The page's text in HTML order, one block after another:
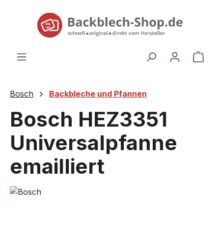
springen
Bosch Backbleche und Pfannen
Bosch HEZ3351
Universalpfanne
emailliert